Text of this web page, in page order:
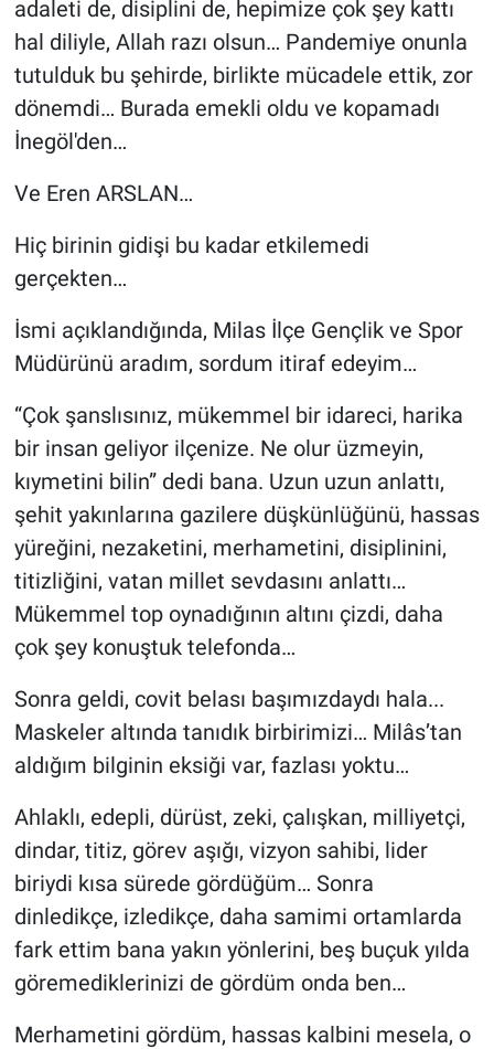
adaleti de, disiplini de, hepimize çok şey kattı
hal diliyle, Allah razı olsun… Pandemiye onunla
tutulduk bu şehirde, birlikte mücadele ettik, zor
dönemdi… Burada emekli oldu ve kopamadı
İnegöl'den…
Ve Eren ARSLAN…
Hiç birinin gidişi bu kadar etkilemedi
gerçekten…
İsmi açıklandığında, Milas İlçe Gençlik ve Spor
Müdürünü aradım, sordum itiraf edeyim…
“Çok şanslısınız, mükemmel bir idareci, harika
bir insan geliyor ilçenize. Ne olur üzmeyin,
kıymetini bilin” dedi bana. Uzun uzun anlattı,
şehit yakınlarına gazilere düşkünlüğünü, hassas
yüreğini, nezaketini, merhametini, disiplinini,
titizliğini, vatan millet sevdasını anlattı…
Mükemmel top oynadığının altını çizdi, daha
çok şey konuştuk telefonda…
Sonra geldi, covit belası başımızdaydı hala...
Maskeler altında tanıdık birbirimizi… Milâs’tan
aldığım bilginin eksiği var, fazlası yoktu…
Ahlaklı, edepli, dürüst, zeki, çalışkan, milliyetçi,
dindar, titiz, görev aşığı, vizyon sahibi, lider
biriydi kısa sürede gördüğüm… Sonra
dinledikçe, izledikçe, daha samimi ortamlarda
fark ettim bana yakın yönlerini, beş buçuk yılda
göremediklerinizi de gördüm onda ben…
Merhametini gördüm, hassas kalbini mesela, o